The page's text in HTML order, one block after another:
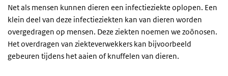
Net als mensen kunnen dieren een infectieziekte oplopen. Een
klein deel van deze infectieziekten kan van dieren worden
overgedragen op mensen. Deze ziekten noemen we zoönosen.
Het overdragen van ziekteverwekkers kan bijvoorbeeld
gebeuren tijdens het aaien of knuffelen van dieren.